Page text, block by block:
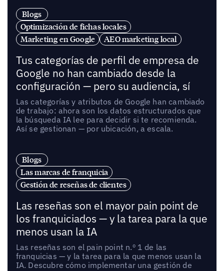
Blogs
Optimización de fichas locales
Marketing en Google
AEO marketing local
Tus categorías de perfil de empresa de
Google no han cambiado desde la
configuración — pero su audiencia, sí
Las categorías y atributos de Google han cambiado
de trabajo: ahora son los datos estructurados que
la búsqueda IA lee para decidir si te recomienda.
Así se gestionan — por ubicación, a escala.
Blogs
Las marcas de franquicia
Gestión de reseñas de clientes
Las reseñas son el mayor pain point de
los franquiciados — y la tarea para la que
menos usan la IA
Las reseñas son el pain point n.º 1 de las
franquicias — y la tarea para la que menos usan la
IA. Descubre cómo implementar una gestión de